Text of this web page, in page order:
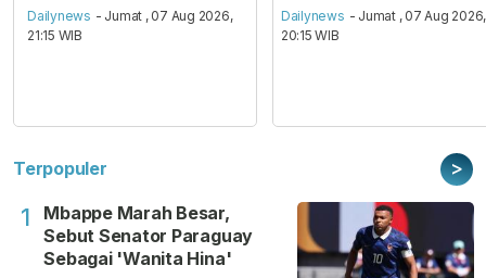
Dailynews - Jumat , 07 Aug 2026,
21:15 WIB
Dailynews - Jumat , 07 Aug 2026,
20:15 WIB
Terpopuler >
1
Mbappe Marah Besar,
Sebut Senator Paraguay
Sebagai 'Wanita Hina'